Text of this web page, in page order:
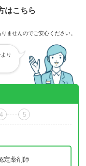
はこちら
ませんのでご安心ください。
り
4 5
定薬剤師